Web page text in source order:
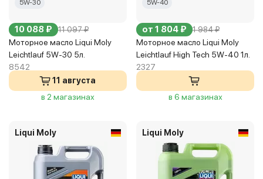
5W-30
10 088 ₽ 11 097 ₽
Моторное масло Liqui Moly
Leichtlauf 5W-30 5л.
8542
11 августа
в 2 магазинах
5W-40
от 1 804 ₽ 1 984 ₽
Моторное масло Liqui Moly
Leichtlauf High Tech 5W-40 1л.
2327
в 6 магазинах
Liqui Moly Liqui Moly